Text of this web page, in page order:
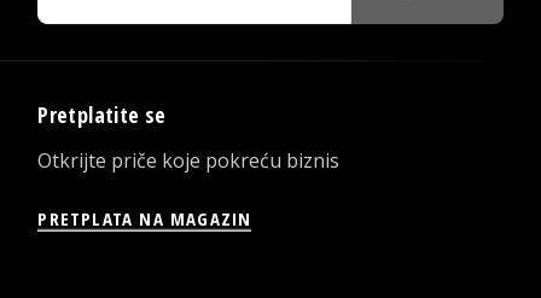
Pretplatite se
Otkrijte priče koje pokreću biznis
PRETPLATA NA MAGAZIN